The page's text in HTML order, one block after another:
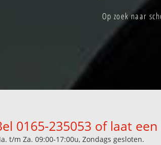
Op zoek naar
0165-235053 of laat
t/m Za. 09:00-17:00u, Zondags gesloten.